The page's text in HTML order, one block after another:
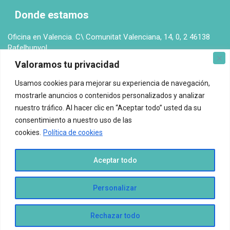
Valoramos tu privacidad
Usamos cookies para mejorar su experiencia de navegación,
mostrarle anuncios o contenidos personalizados y analizar
nuestro tráfico. Al hacer clic en “Aceptar todo” usted da su
consentimiento a nuestro uso de las
cookies. Política de cookies
Personalizar
Rechazar todo
Aceptar todo
Donde estamos
Oficina en Valencia. C\ Comunitat Valenciana, 14, 0, 2 46138
Rafelbunyol
Aviso legal-Política de privacidad -Política de cookies
Espacio El Nuestro © Todos los derechos reservados.
Traducir »